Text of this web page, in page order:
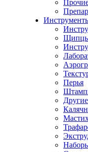
Щипцы
Перья